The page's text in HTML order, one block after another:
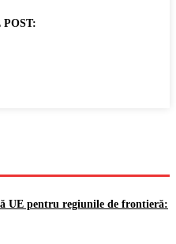
POST:
UE pentru regiunile de frontieră: